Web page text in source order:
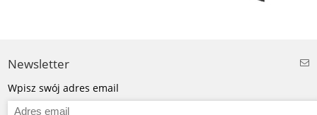
Newsletter
Wpisz swój adres email